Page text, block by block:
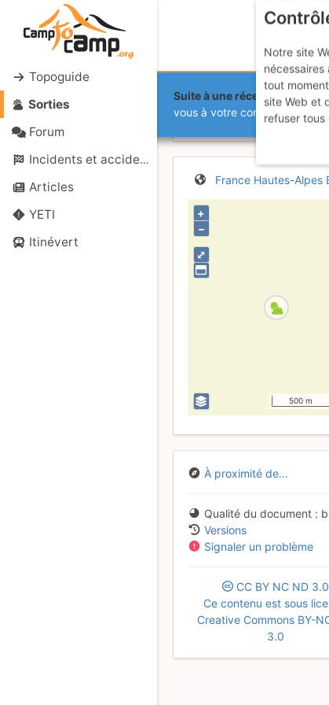
Topoguide
Sorties
Forum
Incidents et accidents
Articles
YETI
Itinévert
Suite à une récente et
vous à votre compte sur le site.
Barre
France Hautes-Alpes
⤢
+
–
500 m
À proximité de...
Qualité du document
Versions
Signaler un problème
CC BY NC ND 3.0
Ce contenu est sous
Creative Commons BY-
3.0
Notre site
tout
site Web et
refuser tous